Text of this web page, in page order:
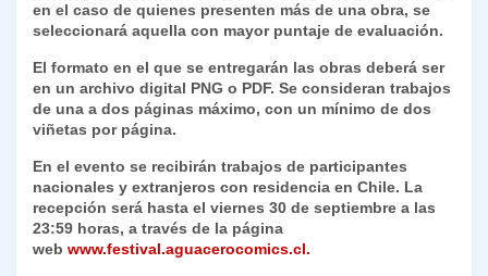
en el caso de quienes presenten más de una obra, se
seleccionará aquella con mayor puntaje de evaluación.
El formato en el que se entregarán las obras deberá ser
en un archivo digital PNG o PDF. Se consideran trabajos
de una a dos páginas máximo, con un mínimo de dos
viñetas por página.
En el evento se recibirán trabajos de participantes
nacionales y extranjeros con residencia en Chile. La
recepción será hasta el viernes 30 de septiembre a las
23:59 horas, a través de la página
web www.festival.aguacerocomics.cl.